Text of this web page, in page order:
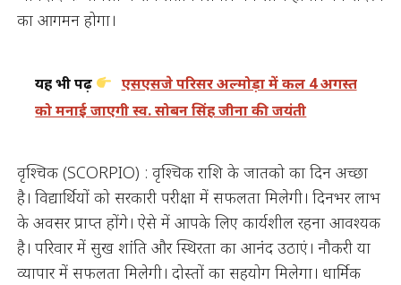
का आगमन होगा।
यह भी पढ़ें
एसएसजे परिसर अल्मोड़ा में कल 4 अगस्त
को मनाई जाएगी स्व. सोबन सिंह जीना की जयंती
वृश्चिक (SCORPIO) : वृश्चिक राशि के जातको का दिन अच्छा
है। विद्यार्थियों को सरकारी परीक्षा में सफलता मिलेगी। दिनभर लाभ
के अवसर प्राप्त होंगे। ऐसे में आपके लिए कार्यशील रहना आवश्यक
है। परिवार में सुख शांति और स्थिरता का आनंद उठाएं। नौकरी या
व्यापार में सफलता मिलेगी। दोस्तों का सहयोग मिलेगा। धार्मिक